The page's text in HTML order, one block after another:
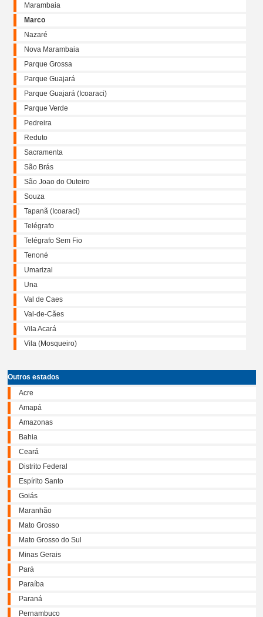
Marambaia
Marco
Nazaré
Nova Marambaia
Parque Grossa
Parque Guajará
Parque Guajará (Icoaraci)
Parque Verde
Pedreira
Reduto
Sacramenta
São Brás
São Joao do Outeiro
Souza
Tapanã (Icoaraci)
Telégrafo
Telégrafo Sem Fio
Tenoné
Umarizal
Una
Val de Caes
Val-de-Cães
Vila Acará
Vila (Mosqueiro)
Outros estados
Acre
Amapá
Amazonas
Bahia
Ceará
Distrito Federal
Espírito Santo
Goiás
Maranhão
Mato Grosso
Mato Grosso do Sul
Minas Gerais
Pará
Paraíba
Paraná
Pernambuco